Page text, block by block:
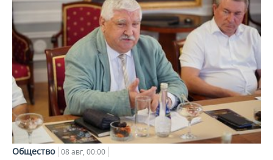
Общество 08 авг, 00:00